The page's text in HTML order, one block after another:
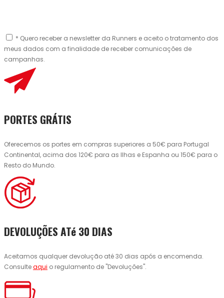
* Quero receber a newsletter da Runners e aceito o tratamento dos
meus dados com a finalidade de receber comunicações de
campanhas.
PORTES GRÁTIS
Oferecemos os portes em compras superiores a 50€ para Portugal
Continental, acima dos 120€ para as Ilhas e Espanha ou 150€ para o
Resto do Mundo.
DEVOLUÇÕES ATé 30 DIAS
Aceitamos qualquer devolução até 30 dias após a encomenda.
Consulteaqui o regulamento de "Devoluções".